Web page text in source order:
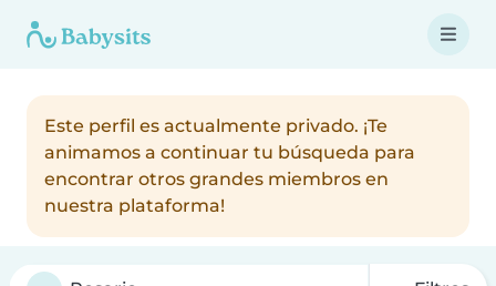
Este perfil es actualmente privado. ¡Te
animamos a continuar tu búsqueda para
encontrar otros grandes miembros en
nuestra plataforma!